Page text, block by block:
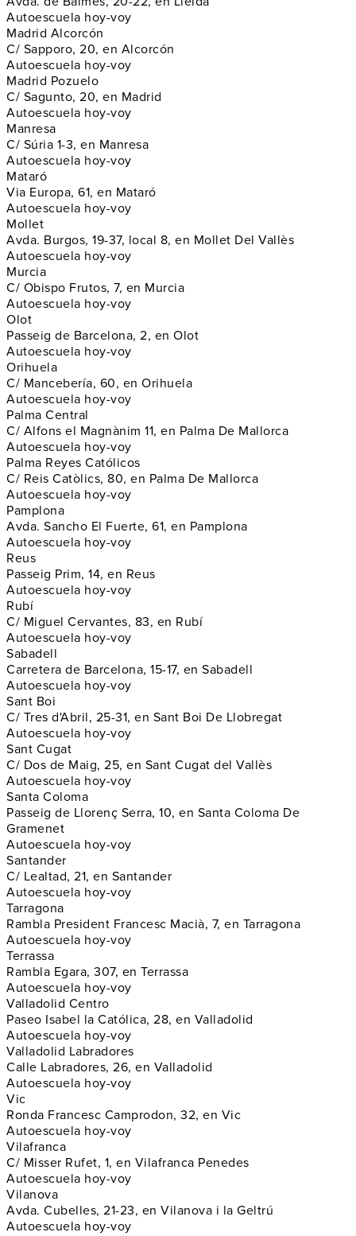
Autoescuela hoy-voy
Madrid Alcorcón
C/ Sapporo, 20, en Alcorcón
Autoescuela hoy-voy
Madrid Pozuelo
C/ Sagunto, 20, en Madrid
Autoescuela hoy-voy
Manresa
C/ Súria 1-3, en Manresa
Autoescuela hoy-voy
Mataró
Via Europa, 61, en Mataró
Autoescuela hoy-voy
Mollet
Avda. Burgos, 19-37, local 8, en Mollet Del Vallès
Autoescuela hoy-voy
Murcia
C/ Obispo Frutos, 7, en Murcia
Autoescuela hoy-voy
Olot
Passeig de Barcelona, 2, en Olot
Autoescuela hoy-voy
Orihuela
C/ Mancebería, 60, en Orihuela
Autoescuela hoy-voy
Palma Central
C/ Alfons el Magnànim 11, en Palma De Mallorca
Autoescuela hoy-voy
Palma Reyes Católicos
C/ Reis Catòlics, 80, en Palma De Mallorca
Autoescuela hoy-voy
Pamplona
Avda. Sancho El Fuerte, 61, en Pamplona
Autoescuela hoy-voy
Reus
Passeig Prim, 14, en Reus
Autoescuela hoy-voy
Rubí
C/ Miguel Cervantes, 83, en Rubí
Autoescuela hoy-voy
Sabadell
Carretera de Barcelona, 15-17, en Sabadell
Autoescuela hoy-voy
Sant Boi
C/ Tres d'Abril, 25-31, en Sant Boi De Llobregat
Autoescuela hoy-voy
Sant Cugat
C/ Dos de Maig, 25, en Sant Cugat del Vallès
Autoescuela hoy-voy
Santa Coloma
Passeig de Llorenç Serra, 10, en Santa Coloma De
Gramenet
Autoescuela hoy-voy
Santander
C/ Lealtad, 21, en Santander
Autoescuela hoy-voy
Tarragona
Rambla President Francesc Macià, 7, en Tarragona
Autoescuela hoy-voy
Terrassa
Rambla Egara, 307, en Terrassa
Autoescuela hoy-voy
Valladolid Centro
Paseo Isabel la Católica, 28, en Valladolid
Autoescuela hoy-voy
Valladolid Labradores
Calle Labradores, 26, en Valladolid
Autoescuela hoy-voy
Vic
Ronda Francesc Camprodon, 32, en Vic
Autoescuela hoy-voy
Vilafranca
C/ Misser Rufet, 1, en Vilafranca Penedes
Autoescuela hoy-voy
Vilanova
Avda. Cubelles, 21-23, en Vilanova i la Geltrú
Autoescuela hoy-voy